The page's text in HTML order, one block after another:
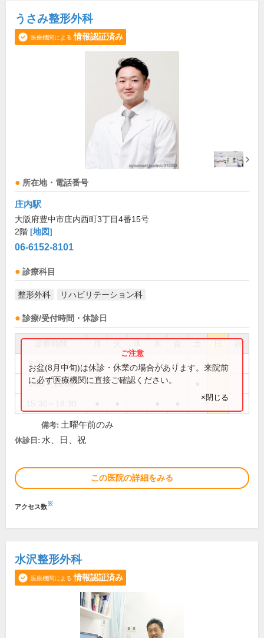
うさみ整形外科
医療機関による 情報認証済み
所在地・電話番号
庄内駅
大阪府豊中市庄内西町3丁目4番15号
2階 [地図]
06-6152-8101
診療科目
整形外科 リハビリテーション科
診療/受付時間・休診日
祝
9:00～12:30 ● ● ● ●
9:00～13:00
お盆(8月中旬)は休診・休業の場合があります。来院前
に必ず医療機関に直接ご確認ください。
×閉じる
備考: 土曜午前のみ
休診日: 水、日、祝
この医院の詳細をみる
アクセス数※
水沢整形外科
医療機関による 情報認証済み